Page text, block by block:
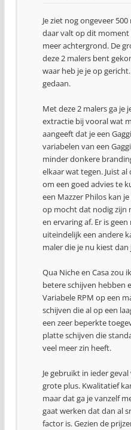
Je ziet nog ongeveer
daar valt op dit moment
meer achtergrond. De
deze 2 malers bent
waar heb je je op
gedaan.
Met deze 2 malers ga je
extractie bij vooral wat
aangeeft dat je een
variabelen van een
minder donkere
elkaar wat tegen. Juist
om een goed advies te
een Mazzer Philos kan
op mocht dat nodig zijn
en ervaring af. Er is
uiteindelijk een andere
maler die je nu kiest
Qua Niche en Casa zou
betere schijven hebben
Variabele RPM op een
schijven die al op een
een zeer beperkte
platte schijven die
veel meer zin heeft.
Je gebruikt in ieder
grote plus. Kwalitatief
maar dat ga je vanzelf
gaat werken dat dan al
factor is. Gezien de